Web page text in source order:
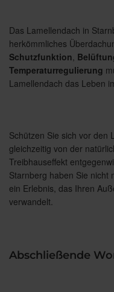
Das Lamellendach in
herkömmliches
Schutzfunktion
Temperaturregulierung
Lamellendach das Leben
Schützen Sie sich vor den
gleichzeitig von der
Treibhauseffekt
Starnberg haben Sie nicht
ein Erlebnis, das Ihren
verwandelt.
Abschließende